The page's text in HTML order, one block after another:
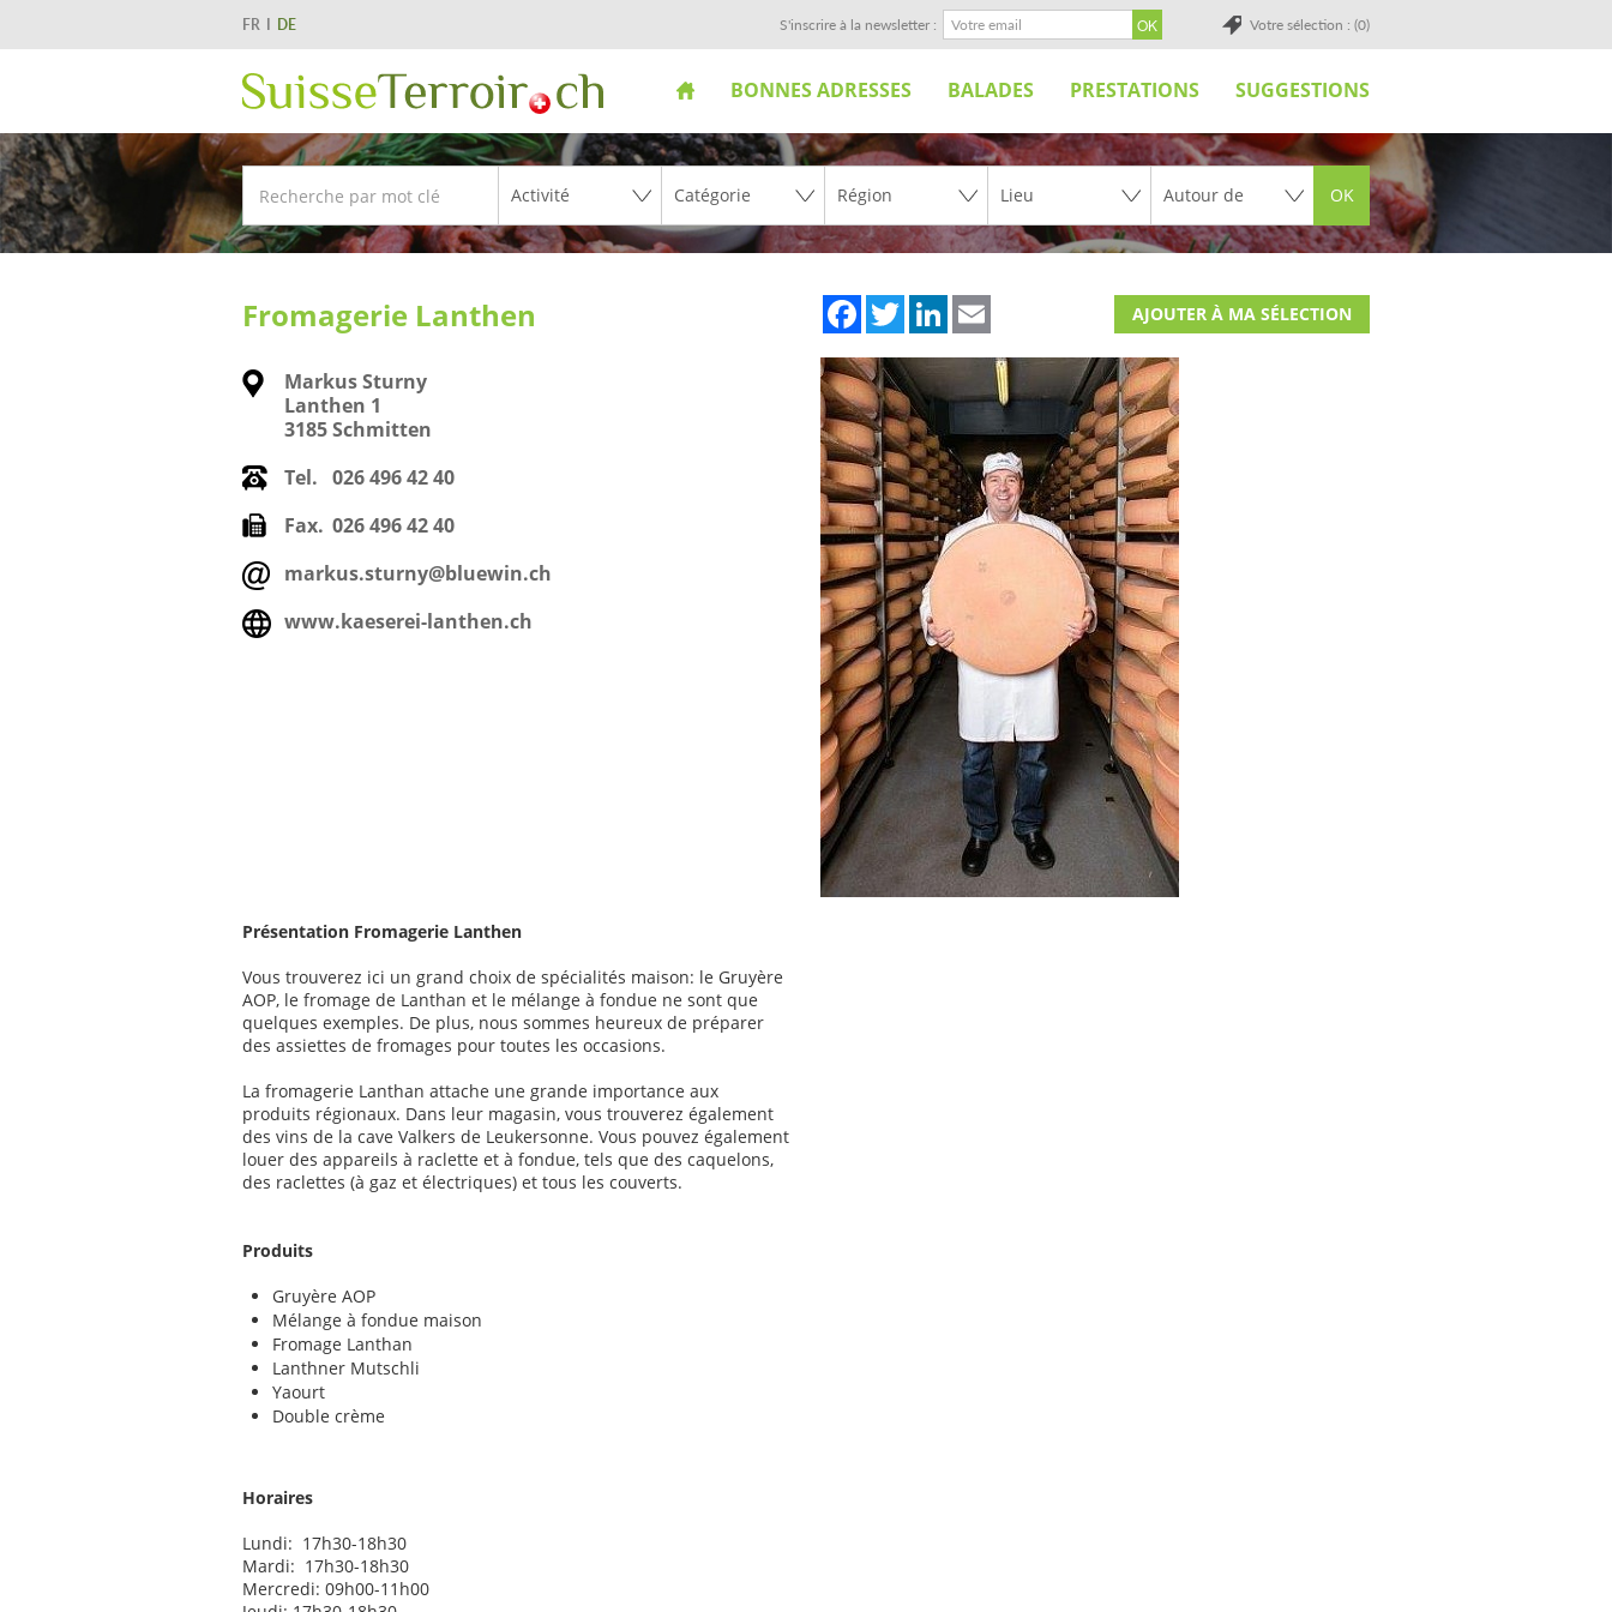
FR DE Votre sélection : (0)
S'inscrire à la newsletter :
BONNES ADRESSES BALADES PRESTATIONS SUGGESTIONS
OK
Fromagerie Lanthen FacebookTwitterLinkedIn AJOUTER À MA SÉLECTION
Markus Sturny
Lanthen 1
3185 Schmitten
Tel. 026 496 42 40
Fax. 026 496 42 40
markus.sturny@bluewin.ch
www.kaeserei-lanthen.ch
Présentation Fromagerie Lanthen
Vous trouverez ici un grand choix de spécialités maison: le Gruyère
AOP, le fromage de Lanthan et le mélange à fondue ne sont que
quelques exemples. De plus, nous sommes heureux de préparer
des assiettes de fromages pour toutes les occasions.
La fromagerie Lanthan attache une grande importance aux
produits régionaux. Dans leur magasin, vous trouverez également
des vins de la cave Valkers de Leukersonne. Vous pouvez également
louer des appareils à raclette et à fondue, tels que des caquelons,
des raclettes (à gaz et électriques) et tous les couverts.
Produits
Gruyère AOP
Mélange à fondue maison
Fromage Lanthan
Lanthner Mutschli
Yaourt
Double crème
Horaires
Lundi: 17h30-18h30
Mardi: 17h30-18h30
Mercredi: 09h00-11h00